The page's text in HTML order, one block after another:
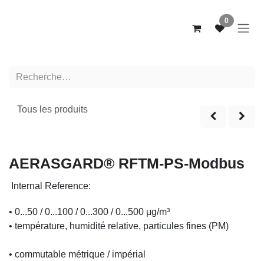
0
Tous les produits
Nouveau!
AERASGARD® RFTM-PS-Modbus
Internal Reference:
• 0...50 / 0...100 / 0...300 / 0...500 μg/m³
• température, humidité relative, particules fines (PM)
• commutable métrique / impérial